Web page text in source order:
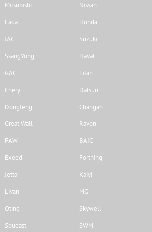
Mitsubishi
Nissan
Lada
Honda
JAC
Suzuki
SsangYong
Haval
GAC
Lifan
Chery
Datsun
Dongfeng
Changan
Great Wall
Ravon
FAW
BAIC
Exeed
Forthing
Jetta
Kaiyi
Livan
MG
Oting
Skywell
Soueast
SWM